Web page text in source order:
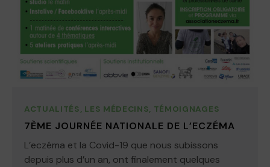
ACTUALITÉS, LES MÉDECINS, TÉMOIGNAGES
7ÈME JOURNÉE NATIONALE DE L’ECZÉMA
L’eczéma et la Covid-19 que nous subissons
depuis plus d’un an, ont finalement quelques